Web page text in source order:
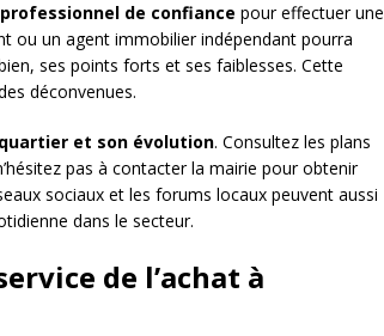
de confiance pour effectuer une
ou un agent immobilier indépendant pourra
ses points forts et ses faiblesses. Cette
déconvenues.
quartier et son évolution. Consultez les plans
pas à contacter la mairie pour obtenir
sociaux et les forums locaux peuvent aussi
dans le secteur.
de l’achat à